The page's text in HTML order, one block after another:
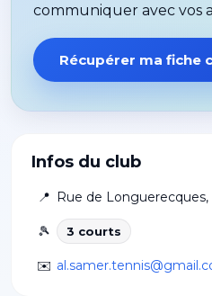
Infos du club
📍 Rue de Longuerecques,
🎾 3 courts
✉️
communiquer avec vos
Récupérer ma fiche